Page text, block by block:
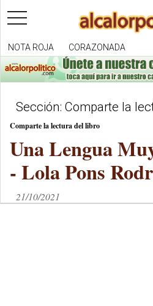
toggle
navigation
NOTA ROJA CORAZONADA
Sección: Comparte la
Comparte la lectura del libro
Una Lengua
- Lola Pons
21/10/2021